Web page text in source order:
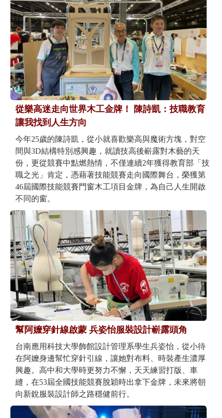
從樂高迷走向世界木工金牌！ 陳詩凱：技職教育
讓我找到人生方向
今年25歲的陳詩凱，從小就喜歡樂高與魔術方塊，對空
間與3D結構特別感興趣，就讀技高後嶄露對木藝的天
份，更從競賽中點燃熱情，不僅連續2年獲得教育部「技
職之光」肯定，憑藉著技能競賽走向國際舞台，榮獲第
46屆國際技能競賽門窗木工項目金牌，為自己人生開啟
不同的窗。
幫阿嬤穿針線啟蒙 兵姿怡服裝設計嶄露頭角
台南應用科技大學飾館設計管理系學生兵姿怡，從小待
在阿嬤身邊幫忙穿針引線，讓她對布料、時裝產生濃厚
興趣。高中和大學時更努力不懈，天天練習打版、車
縫，在53屆全國技能競賽脫穎時出拿下金牌，未來將朝
向新銳服裝設計師之路穩健前行。